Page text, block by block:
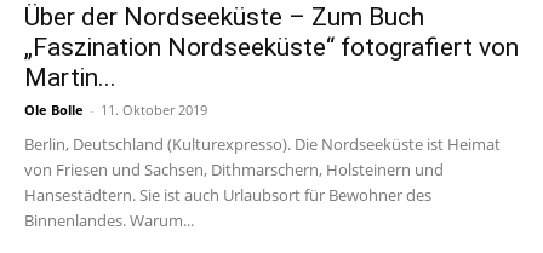
Über der Nordseeküste – Zum Buch
„Faszination Nordseeküste“ fotografiert von
Martin...
Ole Bolle - 11. Oktober 2019
Berlin, Deutschland (Kulturexpresso). Die Nordseeküste ist Heimat
von Friesen und Sachsen, Dithmarschern, Holsteinern und
Hansestädtern. Sie ist auch Urlaubsort für Bewohner des
Binnenlandes. Warum...